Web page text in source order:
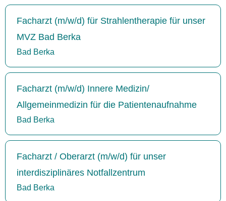
Facharzt (m/w/d) für Strahlentherapie für unser
MVZ Bad Berka
Bad Berka
Facharzt (m/w/d) Innere Medizin/
Allgemeinmedizin für die Patientenaufnahme
Bad Berka
Facharzt / Oberarzt (m/w/d) für unser
interdisziplinäres Notfallzentrum
Bad Berka